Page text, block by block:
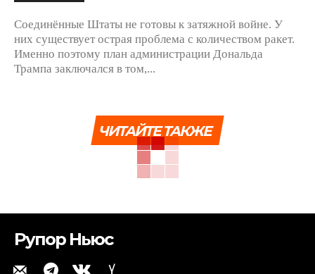
Соединённые Штаты не готовы к затяжной войне. У
них существует острая проблема с количеством ракет.
Именно поэтому план администрации Дональда
Трампа заключался в том,...
ЧИТАЙТЕ ТАКЖЕ
Рупор Ньюс